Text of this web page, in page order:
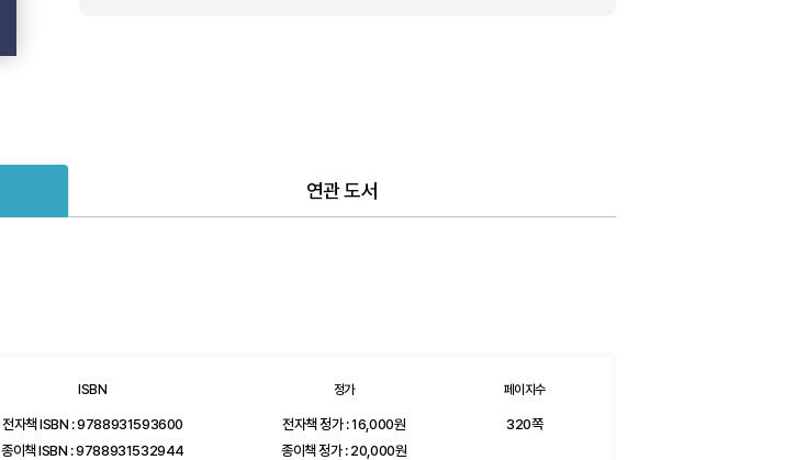
연관 도서
ISBN
전자책 ISBN : 9788931593600
종이책 ISBN : 9788931532944
정가
전자책 정가 :16,000원
종이책 정가 : 20,000원
페이지수
320쪽